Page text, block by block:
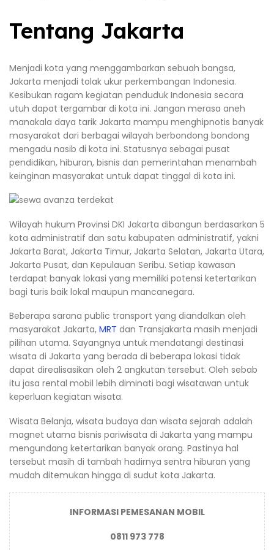
Tentang Jakarta
Menjadi kota yang menggambarkan sebuah bangsa,
Jakarta menjadi tolak ukur perkembangan Indonesia.
Kesibukan ragam kegiatan penduduk Indonesia secara
utuh dapat tergambar di kota ini. Jangan merasa aneh
manakala daya tarik Jakarta mampu menghipnotis banyak
masyarakat dari berbagai wilayah berbondong bondong
mengadu nasib di kota ini. Statusnya sebagai pusat
pendidikan, hiburan, bisnis dan pemerintahan menambah
keinginan masyarakat untuk dapat tinggal di kota ini.
Wilayah hukum Provinsi DKI Jakarta dibangun berdasarkan 5
kota administratif dan satu kabupaten administratif, yakni
Jakarta Barat, Jakarta Timur, Jakarta Selatan, Jakarta Utara,
Jakarta Pusat, dan Kepulauan Seribu. Setiap kawasan
terdapat banyak lokasi yang memiliki potensi ketertarikan
bagi turis baik lokal maupun mancanegara.
Beberapa sarana public transport yang diandalkan oleh
masyarakat Jakarta, MRT dan Transjakarta masih menjadi
pilihan utama. Sayangnya untuk mendatangi destinasi
wisata di Jakarta yang berada di beberapa lokasi tidak
dapat direalisasikan oleh 2 angkutan tersebut. Oleh sebab
itu jasa rental mobil lebih diminati bagi wisatawan untuk
keperluan kegiatan wisata.
Wisata Belanja, wisata budaya dan wisata sejarah adalah
magnet utama bisnis pariwisata di Jakarta yang mampu
mengundang ketertarikan banyak orang. Pastinya hal
tersebut masih di tambah hadirnya sentra hiburan yang
mudah ditemukan hingga di sudut kota Jakarta.
INFORMASI PEMESANAN MOBIL
0811 973 778